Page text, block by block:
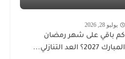
يوليو 28, 2026
كم باقي على شهر رمضان
المبارك 2027؟ العد التنازلي...